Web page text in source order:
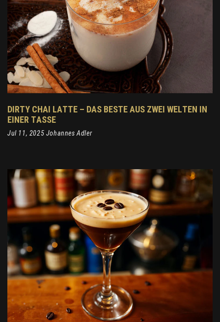
DIRTY CHAI LATTE – DAS BESTE AUS ZWEI WELTEN IN
EINER TASSE
Jul 11, 2025 Johannes Adler